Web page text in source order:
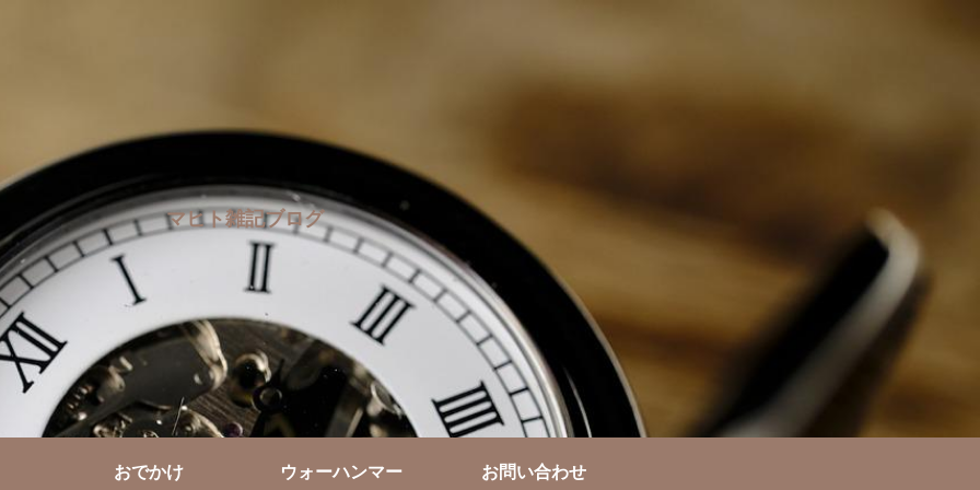
マヒト雑記ブログ
おでかけ ウォーハンマー お問い合わせ